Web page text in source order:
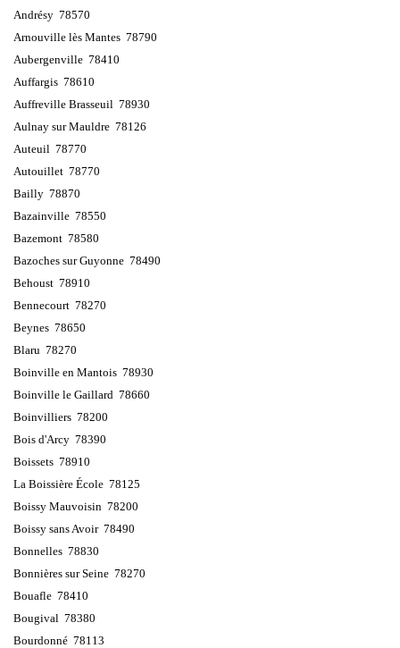
Andrésy 78570
Arnouville lès Mantes 78790
Aubergenville 78410
Auffargis 78610
Auffreville Brasseuil 78930
Aulnay sur Mauldre 78126
Auteuil 78770
Autouillet 78770
Bailly 78870
Bazainville 78550
Bazemont 78580
Bazoches sur Guyonne 78490
Behoust 78910
Bennecourt 78270
Beynes 78650
Blaru 78270
Boinville en Mantois 78930
Boinville le Gaillard 78660
Boinvilliers 78200
Bois d'Arcy 78390
Boissets 78910
La Boissière École 78125
Boissy Mauvoisin 78200
Boissy sans Avoir 78490
Bonnelles 78830
Bonnières sur Seine 78270
Bouafle 78410
Bougival 78380
Bourdonné 78113